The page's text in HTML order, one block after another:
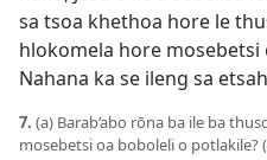
sa tsoa khethoa hore le
hlokomela hore
Nahana ka se ileng sa
7. (a) Barab’abo rōna ba ile ba
mosebetsi oa boboleli o potlakile?